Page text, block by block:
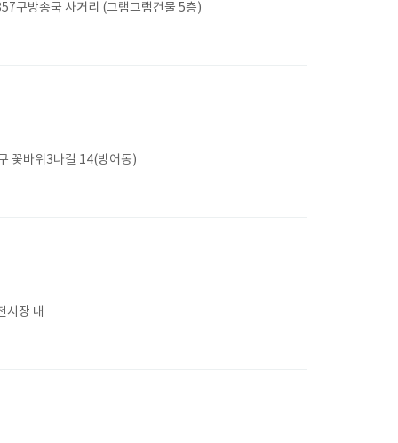
구방송국 사거리 (그램그램건물 5층)
꽃바위3나길 14(방어동)
시장 내